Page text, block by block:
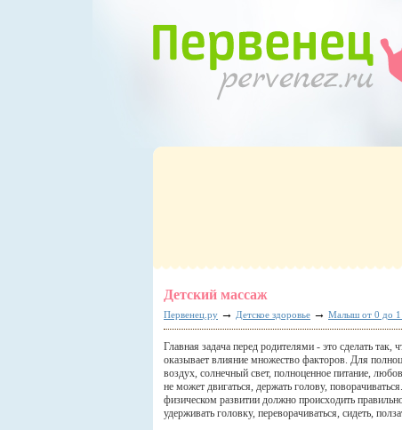
Детский массаж
Первенец.ру → Детское здоровье → Малыш от 0 до 1
Главная задача перед родителями - это сделать
оказывает влияние множество факторов. Для
воздух, солнечный свет, полноценное питание,
не может двигаться, держать голову,
физическом развитии должно происходить
удерживать головку, переворачиваться, сидеть,